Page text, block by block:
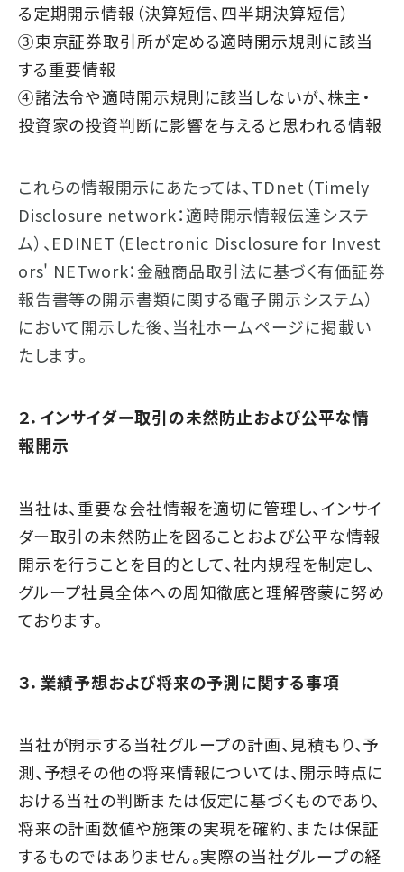
る定期開示情報（決算短信、四半期決算短信）
③東京証券取引所が定める適時開示規則に該当
する重要情報
④諸法令や適時開示規則に該当しないが、株主・
投資家の投資判断に影響を与えると思われる情報
これらの情報開示にあたっては、TDnet（Timely
Disclosure network：適時開示情報伝達システ
ム）、EDINET（Electronic Disclosure for Invest
ors' NETwork：金融商品取引法に基づく有価証券
報告書等の開示書類に関する電子開示システム）
において開示した後、当社ホームページに掲載い
たします。
２．インサイダー取引の未然防止および公平な情
報開示
当社は、重要な会社情報を適切に管理し、インサイ
ダー取引の未然防止を図ることおよび公平な情報
開示を行うことを目的として、社内規程を制定し、
グループ社員全体への周知徹底と理解啓蒙に努め
ております。
３．業績予想および将来の予測に関する事項
当社が開示する当社グループの計画、見積もり、予
測、予想その他の将来情報については、開示時点に
おける当社の判断または仮定に基づくものであり、
将来の計画数値や施策の実現を確約、または保証
するものではありません。実際の当社グループの経